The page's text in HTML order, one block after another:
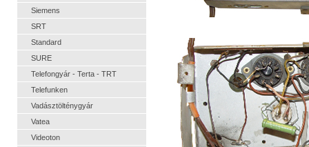
Siemens
SRT
Standard
SURE
Telefongyár - Terta - TRT
Telefunken
Vadásztölténygyár
Vatea
Videoton